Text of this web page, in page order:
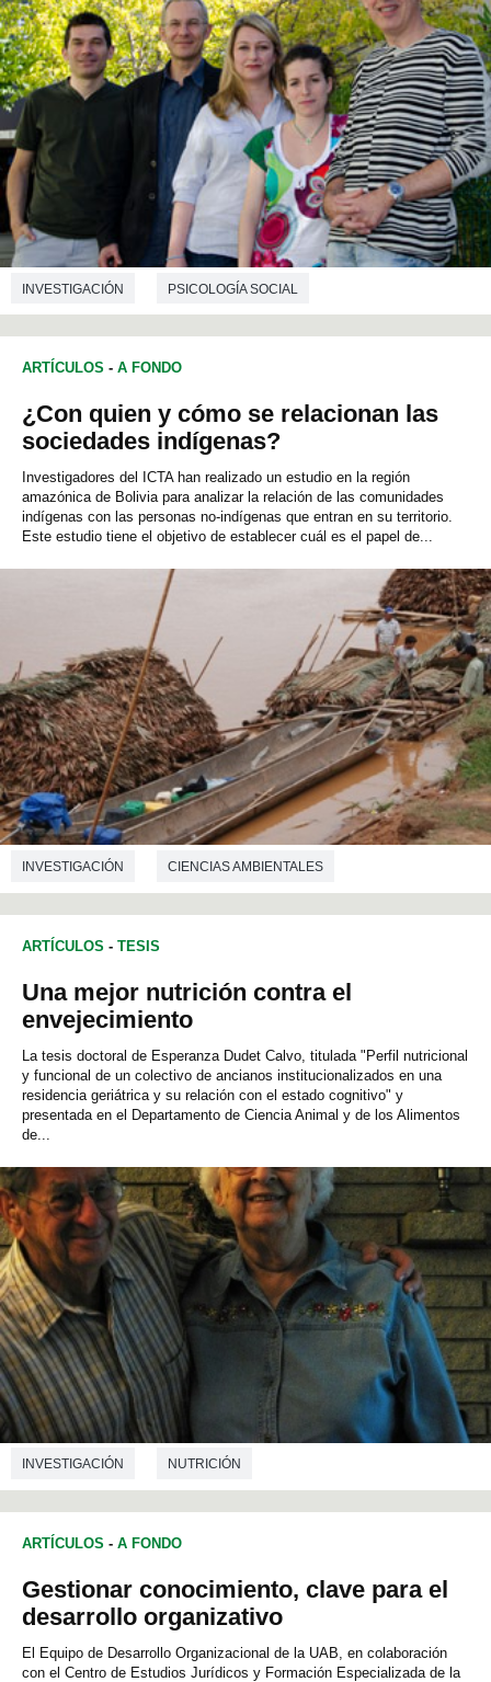
INVESTIGACIÓN PSICOLOGÍA SOCIAL
ARTÍCULOS - A FONDO
¿Con quien y cómo se relacionan las
sociedades indígenas?
Investigadores del ICTA han realizado un estudio en la región
amazónica de Bolivia para analizar la relación de las comunidades
indígenas con las personas no-indígenas que entran en su territorio.
Este estudio tiene el objetivo de establecer cuál es el papel de...
INVESTIGACIÓN CIENCIAS AMBIENTALES
ARTÍCULOS - TESIS
Una mejor nutrición contra el
envejecimiento
La tesis doctoral de Esperanza Dudet Calvo, titulada "Perfil nutricional
y funcional de un colectivo de ancianos institucionalizados en una
residencia geriátrica y su relación con el estado cognitivo" y
presentada en el Departamento de Ciencia Animal y de los Alimentos
de...
INVESTIGACIÓN NUTRICIÓN
ARTÍCULOS - A FONDO
Gestionar conocimiento, clave para el
desarrollo organizativo
El Equipo de Desarrollo Organizacional de la UAB, en colaboración
con el Centro de Estudios Jurídicos y Formación Especializada de la